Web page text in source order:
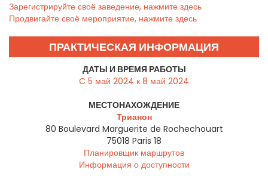
Зарегистрируйте своё заведение, нажмите здесь
Продвигайте своё мероприятие, нажмите здесь
ПРАКТИЧЕСКАЯ ИНФОРМАЦИЯ
ДАТЫ И ВРЕМЯ РАБОТЫ
C 5 май 2024 к 8 май 2024
МЕСТОНАХОЖДЕНИЕ
Трианон
80 Boulevard Marguerite de Rochechouart
75018 Paris 18
Планировщик маршрутов
Информация о доступности